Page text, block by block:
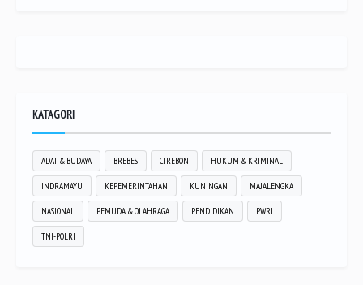
KATAGORI
ADAT & BUDAYA BREBES CIREBON HUKUM & KRIMINAL
INDRAMAYU KEPEMERINTAHAN KUNINGAN MAJALENGKA
NASIONAL PEMUDA & OLAHRAGA PENDIDIKAN PWRI
TNI-POLRI